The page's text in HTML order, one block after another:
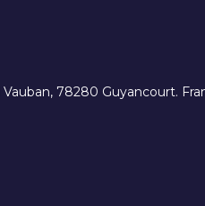
78280 Guyancourt.